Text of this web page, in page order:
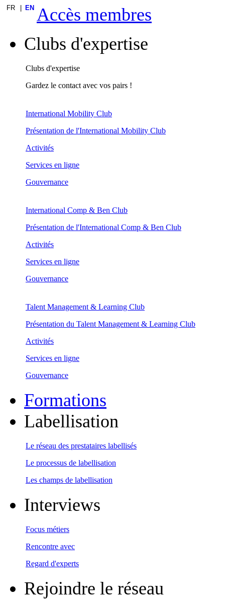
FR EN Accès membres
Clubs d'expertise
Clubs d'expertise
Gardez le contact avec vos pairs !
International Mobility Club
Présentation de l'International Mobility Club
Activités
Services en ligne
Gouvernance
International Comp & Ben Club
Présentation de l'International Comp & Ben Club
Activités
Services en ligne
Gouvernance
Talent Management & Learning Club
Présentation du Talent Management & Learning Club
Activités
Services en ligne
Gouvernance
Formations
Labellisation
Le réseau des prestataires labellisés
Le processus de labellisation
Les champs de labellisation
Interviews
Focus métiers
Rencontre avec
Regard d'experts
Rejoindre le réseau